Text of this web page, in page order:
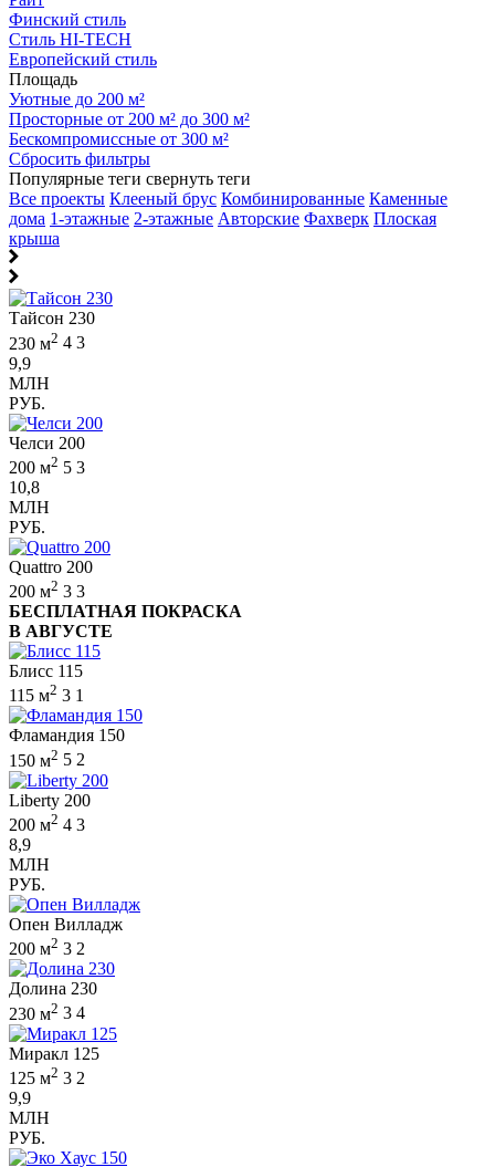
Финский стиль
Стиль HI-TECH
Европейский стиль
Площадь
Уютные до 200 м²
Просторные от 200 м² до 300 м²
Бескомпромиссные от 300 м²
Сбросить фильтры
Популярные теги свернуть теги
Все проекты Клееный брус Комбинированные Каменные
дома 1-этажные 2-этажные Авторские Фахверк Плоская
крыша
Тайсон 230
230 м2 4 3
9,9
МЛН
РУБ.
Челси 200
200 м2 5 3
10,8
МЛН
РУБ.
Quattro 200
200 м2 3 3
БЕСПЛАТНАЯ ПОКРАСКА
В АВГУСТЕ
Блисс 115
115 м2 3 1
Фламандия 150
150 м2 5 2
Liberty 200
200 м2 4 3
8,9
МЛН
РУБ.
Опен Вилладж
200 м2 3 2
Долина 230
230 м2 3 4
Миракл 125
125 м2 3 2
9,9
МЛН
РУБ.